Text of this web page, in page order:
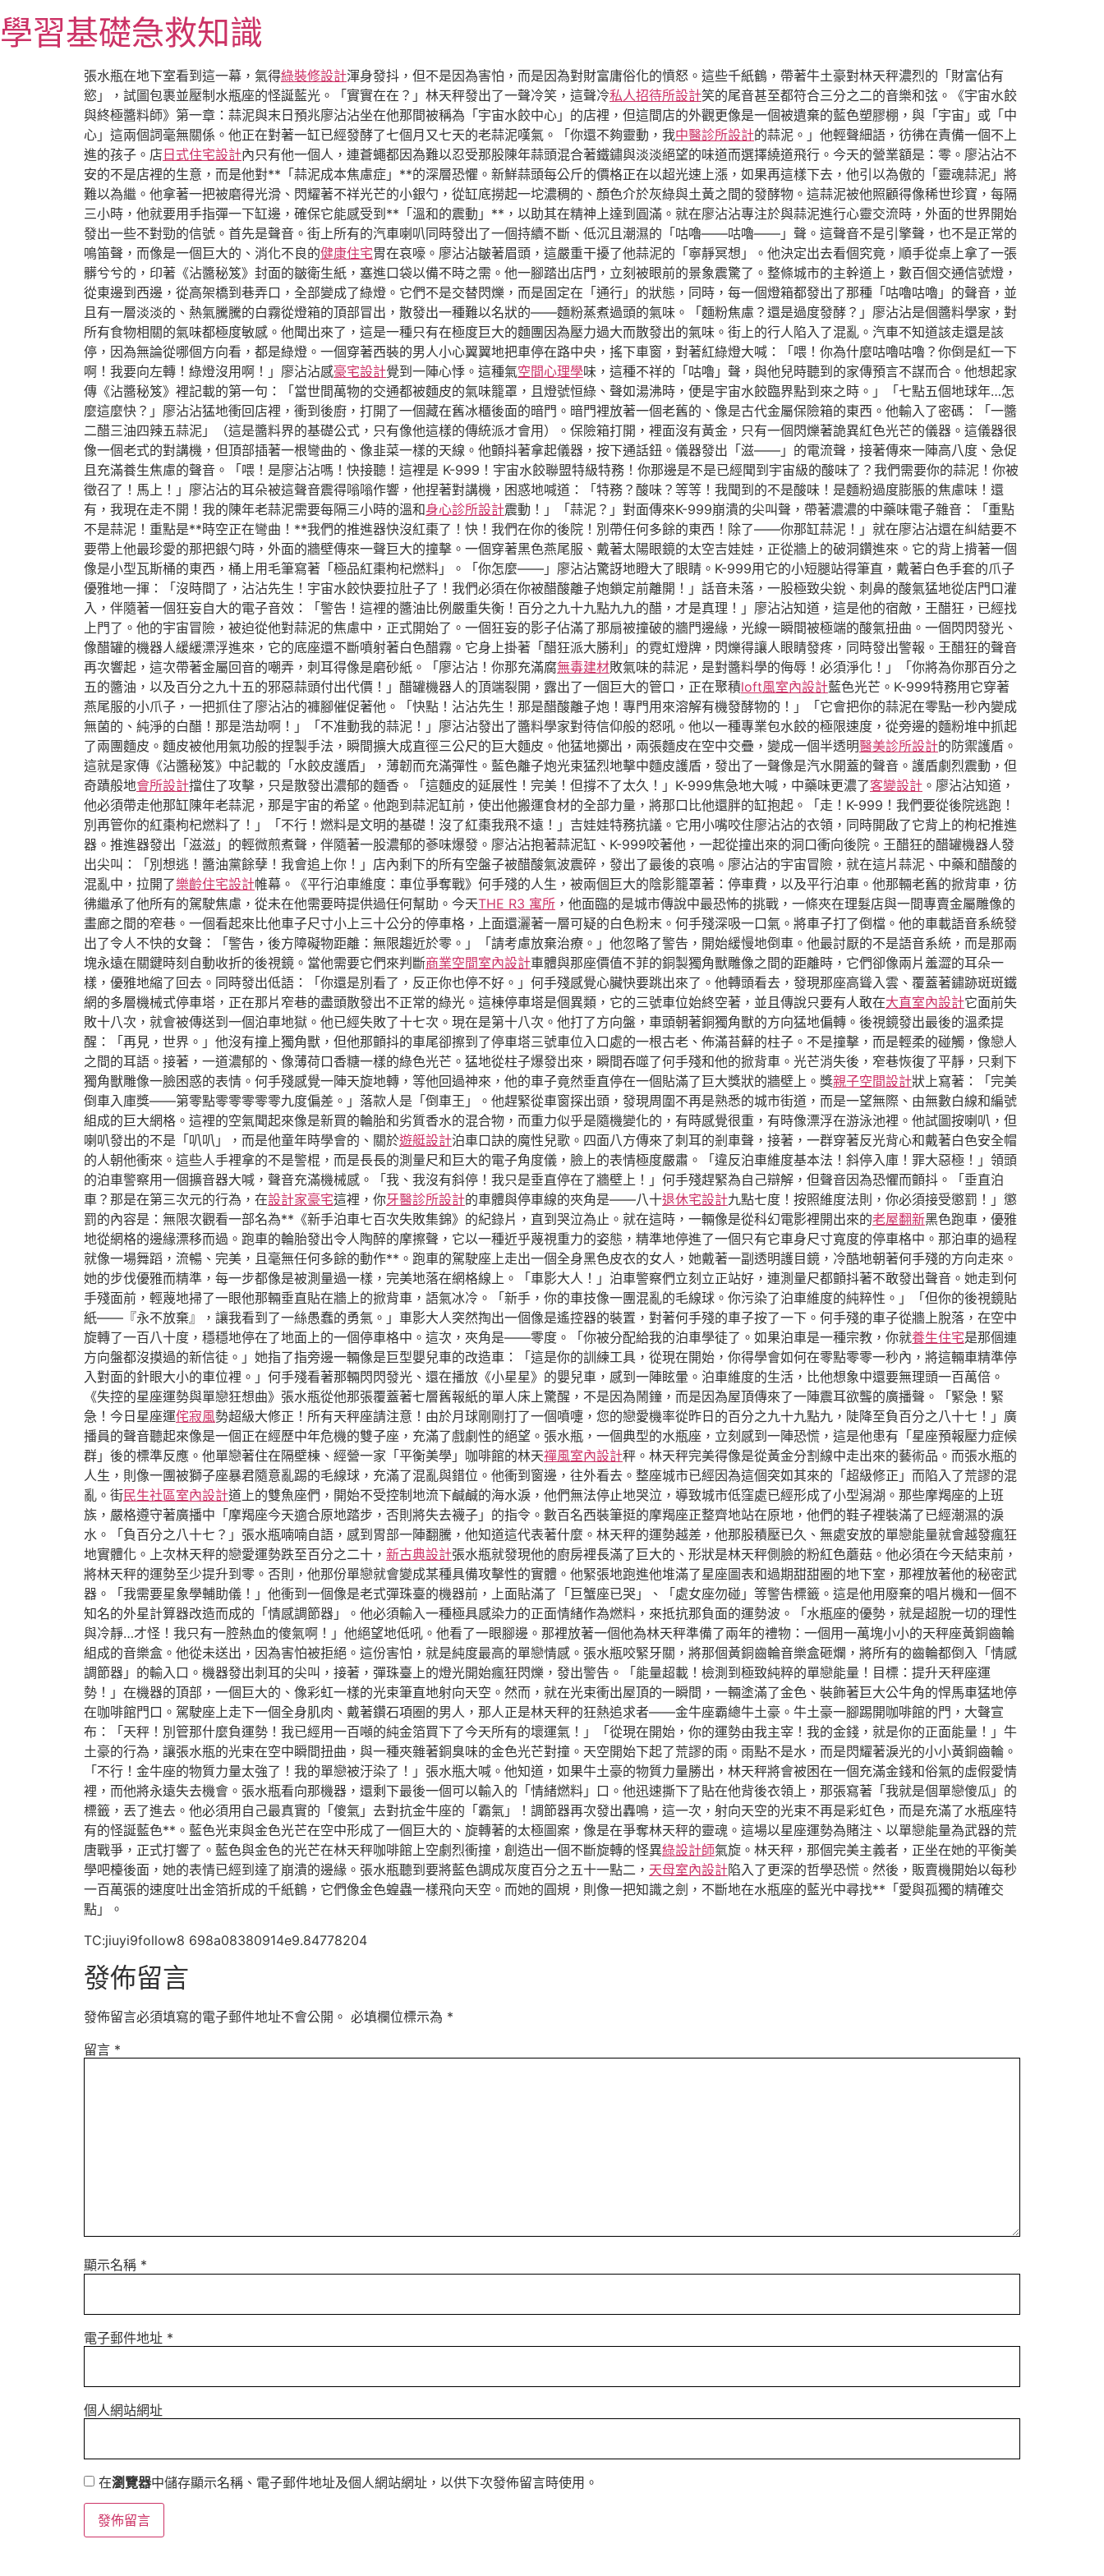
至
主
學習基礎急救知識
張水瓶在地下室看到這一幕，氣得綠裝修設計渾身發抖，但不是因為害怕，而是因為對財富庸俗化的憤怒。這些千紙鶴，帶著牛土豪對林天秤濃烈的「財富佔有
慾」，試圖包裹並壓制水瓶座的怪誕藍光。「實實在在？」林天秤發出了一聲冷笑，這聲冷私人招待所設計笑的尾音甚至都符合三分之二的音樂和弦。《宇宙水餃
與終極醬料師》第一章：蒜泥與末日預兆廖沾沾坐在他那間被稱為「宇宙水餃中心」的店裡，但這間店的外觀更像是一個被遺棄的藍色塑膠棚，與「宇宙」或「中
心」這兩個詞毫無關係。他正在對著一缸已經發酵了七個月又七天的老蒜泥嘆氣。「你還不夠靈動，我中醫診所設計的蒜泥。」他輕聲細語，彷彿在責備一個不上
進的孩子。店 日式住宅設計內只有他一個人，連蒼蠅都因為難以忍受那股陳年蒜頭混合著鐵鏽與淡淡絕望的味道而選擇繞道飛行。今天的營業額是：零。廖沾沾不
安的不是店裡的生意，而是他對**「蒜泥成本焦慮症」**的深層恐懼。新鮮蒜頭每公斤的價格正在以超光速上漲，如果再這樣下去，他引以為傲的「靈魂蒜泥」將
難以為繼。他拿著一把被磨得光滑、閃耀著不祥光芒的小銀勺，從缸底撈起一坨濃稠的、顏色介於灰綠與土黃之間的發酵物。這蒜泥被他照顧得像稀世珍寶，每隔
三小時，他就要用手指彈一下缸邊，確保它能感受到**「溫和的震動」**，以助其在精神上達到圓滿。就在廖沾沾專注於與蒜泥進行心靈交流時，外面的世界開始
發出一些不對勁的信號。首先是聲音。街上所有的汽車喇叭同時發出了一個持續不斷、低沉且潮濕的「咕嚕——咕嚕——」聲。這聲音不是引擎聲，也不是正常的
鳴笛聲，而像是一個巨大的、消化不良的健康住宅胃在哀嚎。廖沾沾皺著眉頭，這嚴重干擾了他蒜泥的「寧靜冥想」。他決定出去看個究竟，順手從桌上拿了一張
髒兮兮的，印著《沾醬秘笈》封面的皺衛生紙，塞進口袋以備不時之需。他一腳踏出店門，立刻被眼前的景象震驚了。整條城市的主幹道上，數百個交通信號燈，
從東邊到西邊，從高架橋到巷弄口，全部變成了綠燈。它們不是交替閃爍，而是固定在「通行」的狀態，同時，每一個燈箱都發出了那種「咕嚕咕嚕」的聲音，並
且有一層淡淡的、熱氣騰騰的白霧從燈箱的頂部冒出，散發出一種難以名狀的——麵粉蒸煮過頭的氣味。「麵粉焦慮？還是過度發酵？」廖沾沾是個醬料學家，對
所有食物相關的氣味都極度敏感。他聞出來了，這是一種只有在極度巨大的麵團因為壓力過大而散發出的氣味。街上的行人陷入了混亂。汽車不知道該走還是該
停，因為無論從哪個方向看，都是綠燈。一個穿著西裝的男人小心翼翼地把車停在路中央，搖下車窗，對著紅綠燈大喊：「喂！你為什麼咕嚕咕嚕？你倒是紅一下
啊！我要向左轉！綠燈沒用啊！」廖沾沾感豪宅設計覺到一陣心悸。這種氣空間心理學味，這種不祥的「咕嚕」聲，與他兒時聽到的家傳預言不謀而合。他想起家
傳《沾醬秘笈》裡記載的第一句：「當世間萬物的交通都被麵皮的氣味籠罩，且燈號恒綠、聲如湯沸時，便是宇宙水餃臨界點到來之時。」「七點五個地球年…怎
麼這麼快？」廖沾沾猛地衝回店裡，衝到後廚，打開了一個藏在舊冰櫃後面的暗門。暗門裡放著一個老舊的、像是古代金屬保險箱的東西。他輸入了密碼：「一醬
二醋三油四辣五蒜泥」（這是醬料界的基礎公式，只有像他這樣的傳統派才會用）。保險箱打開，裡面沒有黃金，只有一個閃爍著詭異紅色光芒的儀器。這儀器很
像一個老式的對講機，但頂部插著一根彎曲的、像韭菜一樣的天線。他顫抖著拿起儀器，按下通話鈕。儀器發出「滋——」的電流聲，接著傳來一陣高八度、急促
且充滿養生焦慮的聲音。「喂！是廖沾沾嗎！快接聽！這裡是 K-999！宇宙水餃聯盟特級特務！你那邊是不是已經聞到宇宙級的酸味了？我們需要你的蒜泥！你被
徵召了！馬上！」廖沾沾的耳朵被這聲音震得嗡嗡作響，他捏著對講機，困惑地喊道：「特務？酸味？等等！我聞到的不是酸味！是麵粉過度膨脹的焦慮味！還
有，我現在走不開！我的陳年老蒜泥需要每隔三小時的溫和身心診所設計震動！」「蒜泥？」對面傳來K-999崩潰的尖叫聲，帶著濃濃的中藥味電子雜音：「重點
不是蒜泥！重點是**時空正在彎曲！**我們的推進器快沒紅棗了！快！我們在你的後院！別帶任何多餘的東西！除了——你那缸蒜泥！」就在廖沾沾還在糾結要不
要帶上他最珍愛的那把銀勺時，外面的牆壁傳來一聲巨大的撞擊。一個穿著黑色燕尾服、戴著太陽眼鏡的太空吉娃娃，正從牆上的破洞鑽進來。它的背上揹著一個
像是小型瓦斯桶的東西，桶上用毛筆寫著「極品紅棗枸杞燃料」。「你怎麼——」廖沾沾驚訝地瞪大了眼睛。K-999用它的小短腿站得筆直，戴著白色手套的爪子
優雅地一揮：「沒時間了，沾沾先生！宇宙水餃快要拉肚子了！我們必須在你被醋酸離子炮鎖定前離開！」話音未落，一股極致尖銳、刺鼻的酸氣猛地從店門口灌
入，伴隨著一個狂妄自大的電子音效：「警告！這裡的醬油比例嚴重失衡！百分之九十九點九九的醋，才是真理！」廖沾沾知道，這是他的宿敵，王醋狂，已經找
上門了。他的宇宙冒險，被迫從他對蒜泥的焦慮中，正式開始了。一個狂妄的影子佔滿了那扇被撞破的牆門邊緣，光線一瞬間被極端的酸氣扭曲。一個閃閃發光、
像醋罐的機器人緩緩漂浮進來，它的底座還不斷噴射著白色醋霧。它身上掛著「醋狂派大勝利」的霓虹燈牌，閃爍得讓人眼睛發疼，同時發出警報。王醋狂的聲音
再次響起，這次帶著金屬回音的嘲弄，刺耳得像是磨砂紙。「廖沾沾！你那充滿腐無毒建材敗氣味的蒜泥，是對醬料學的侮辱！必須淨化！」「你將為你那百分之
五的醬油，以及百分之九十五的邪惡蒜頭付出代價！」醋罐機器人的頂端裂開，露出了一個巨大的管口，正在聚積loft風室內設計藍色光芒。K-999特務用它穿著
燕尾服的小爪子，一把抓住了廖沾沾的褲腳催促著他。「快點！沾沾先生！那是醋酸離子炮！專門用來溶解有機發酵物的！」「它會把你的蒜泥在零點一秒內變成
無菌的、純淨的白醋！那是浩劫啊！」「不准動我的蒜泥！」廖沾沾發出了醬料學家對待信仰般的怒吼。他以一種專業包水餃的極限速度，從旁邊的麵粉堆中抓起
了兩團麵皮。麵皮被他用氣功般的捏製手法，瞬間擴大成直徑三公尺的巨大麵皮。他猛地擲出，兩張麵皮在空中交疊，變成一個半透明醫美診所設計的防禦護盾。
這就是家傳《沾醬秘笈》中記載的「水餃皮護盾」，薄韌而充滿彈性。藍色離子炮光束猛烈地擊中麵皮護盾，發出了一聲像是汽水開蓋的聲音。護盾劇烈震動，但
奇蹟般地會所設計擋住了攻擊，只是散發出濃郁的麵香。「這麵皮的延展性！完美！但撐不了太久！」K-999焦急地大喊，中藥味更濃了客變設計 。廖沾沾知道，
他必須帶走他那缸陳年老蒜泥，那是宇宙的希望。他跑到蒜泥缸前，使出他搬運食材的全部力量，將那口比他還胖的缸抱起。「走！K-999！我們要從後院逃跑！
別再管你的紅棗枸杞燃料了！」「不行！燃料是文明的基礎！沒了紅棗我飛不遠！」吉娃娃特務抗議。它用小嘴咬住廖沾沾的衣領，同時開啟了它背上的枸杞推進
器。推進器發出「滋滋」的輕微煎煮聲，伴隨著一股濃郁的蔘味爆發。廖沾沾抱著蒜泥缸、K-999咬著他，一起從撞出來的洞口衝向後院。王醋狂的醋罐機器人發
出尖叫：「別想逃！醬油黨餘孽！我會追上你！」店內剩下的所有空盤子被醋酸氣波震碎，發出了最後的哀鳴。廖沾沾的宇宙冒險，就在這片蒜泥、中藥和醋酸的
混亂中，拉開了樂齡住宅設計帷幕。《平行泊車維度：車位爭奪戰》何手殘的人生，被兩個巨大的陰影籠罩著：停車費，以及平行泊車。他那輛老舊的掀背車，彷
彿繼承了他所有的駕駛焦慮，從未在他需要時提供過任何幫助。今天THE R3 寓所 ，他面臨的是城市傳說中最恐怖的挑戰，一條夾在理髮店與一間專賣金屬雕像的
畫廊之間的窄巷。一個看起來比他車子尺寸小上三十公分的停車格，上面還灑著一層可疑的白色粉末。何手殘深吸一口氣。將車子打了倒檔。他的車載語音系統發
出了令人不快的女聲：「警告，後方障礙物距離：無限趨近於零。」「請考慮放棄治療。」他忽略了警告，開始緩慢地倒車。他最討厭的不是語音系統，而是那兩
塊永遠在關鍵時刻自動收折的後視鏡。當他需要它們來判斷商業空間室內設計車體與那座價值不菲的銅製獨角獸雕像之間的距離時，它們卻像兩片羞澀的耳朵一
樣，優雅地縮了回去。同時發出低語：「你還是別看了，反正你也停不好。」何手殘感覺心臟快要跳出來了。他轉頭看去，發現那座高聳入雲、覆蓋著鏽跡斑斑鐵
網的多層機械式停車塔，正在那片窄巷的盡頭散發出不正常的綠光。這棟停車塔是個異類，它的三號車位始終空著，並且傳說只要有人敢在大直室內設計它面前失
敗十八次，就會被傳送到一個泊車地獄。他已經失敗了十七次。現在是第十八次。他打了方向盤，車頭朝著銅獨角獸的方向猛地偏轉。後視鏡發出最後的溫柔提
醒：「再見，世界。」他沒有撞上獨角獸，但他那顫抖的車尾卻擦到了停車塔三號車位入口處的一根古老、佈滿苔蘚的柱子。不是撞擊，而是輕柔的碰觸，像戀人
之間的耳語。接著，一道濃郁的、像薄荷口香糖一樣的綠色光芒。猛地從柱子爆發出來，瞬間吞噬了何手殘和他的掀背車。光芒消失後，窄巷恢復了平靜，只剩下
獨角獸雕像一臉困惑的表情。何手殘感覺一陣天旋地轉，等他回過神來，他的車子竟然垂直停在一個貼滿了巨大獎狀的牆壁上。獎親子空間設計狀上寫著：「完美
倒車入庫獎——第零點零零零零零九度偏差。」落款人是「倒車王」。他趕緊從車窗探出頭，發現周圍不再是熟悉的城市街道，而是一望無際、由無數白線和編號
組成的巨大網格。這裡的空氣聞起來像是新買的輪胎和劣質香水的混合物，而重力似乎是隨機變化的，有時感覺很重，有時像漂浮在游泳池裡。他試圖按喇叭，但
喇叭發出的不是「叭叭」，而是他童年時學會的、關於遊艇設計泊車口訣的魔性兒歌。四面八方傳來了刺耳的剎車聲，接著，一群穿著反光背心和戴著白色安全帽
的人朝他衝來。這些人手裡拿的不是警棍，而是長長的測量尺和巨大的電子角度儀，臉上的表情極度嚴肅。「違反泊車維度基本法！斜停入庫！罪大惡極！」領頭
的泊車警察用一個擴音器大喊，聲音充滿機械感。「我、我沒有斜停！我只是垂直停在了牆壁上！」何手殘趕緊為自己辯解，但聲音因為恐懼而顫抖。「垂直泊
車？那是在第三次元的行為，在設計家豪宅這裡，你牙醫診所設計的車體與停車線的夾角是——八十退休宅設計九點七度！按照維度法則，你必須接受懲罰！」懲
罰的內容是：無限次觀看一部名為**《新手泊車七百次失敗集錦》的紀錄片，直到哭泣為止。就在這時，一輛像是從科幻電影裡開出來的老屋翻新黑色跑車，優雅
地從網格的邊緣漂移而過。跑車的輪胎發出令人陶醉的摩擦聲，它以一種近乎蔑視重力的姿態，精準地停進了一個只有它車身尺寸寬度的停車格中。那泊車的過程
就像一場舞蹈，流暢、完美，且毫無任何多餘的動作**。跑車的駕駛座上走出一個全身黑色皮衣的女人，她戴著一副透明護目鏡，冷酷地朝著何手殘的方向走來。
她的步伐優雅而精準，每一步都像是被測量過一樣，完美地落在網格線上。「車影大人！」泊車警察們立刻立正站好，連測量尺都顫抖著不敢發出聲音。她走到何
手殘面前，輕蔑地掃了一眼他那輛垂直貼在牆上的掀背車，語氣冰冷。「新手，你的車技像一團混亂的毛線球。你污染了泊車維度的純粹性。」「但你的後視鏡貼
紙——『永不放棄』，讓我看到了一絲愚蠢的勇氣。」車影大人突然掏出一個像是遙控器的裝置，對著何手殘的車子按了一下。何手殘的車子從牆上脫落，在空中
旋轉了一百八十度，穩穩地停在了地面上的一個停車格中。這次，夾角是——零度。「你被分配給我的泊車學徒了。如果泊車是一種宗教，你就養生住宅是那個連
方向盤都沒摸過的新信徒。」她指了指旁邊一輛像是巨型嬰兒車的改造車：「這是你的訓練工具，從現在開始，你得學會如何在零點零零一秒內，將這輛車精準停
入對面的針眼大小的車位裡。」何手殘看著那輛閃閃發光、還在播放《小星星》的嬰兒車，感到一陣眩暈。泊車維度的生活，比他想象中還要無理頭一百萬倍。
《失控的星座運勢與單戀狂想曲》張水瓶從他那張覆蓋著七層舊報紙的單人床上驚醒，不是因為鬧鐘，而是因為屋頂傳來了一陣震耳欲聾的廣播聲。「緊急！緊
急！今日星座運侘寂風勢超級大修正！所有天秤座請注意！由於月球剛剛打了一個噴嚏，您的戀愛機率從昨日的百分之九十九點九，陡降至負百分之八十七！」廣
播員的聲音聽起來像是一個正在經歷中年危機的雙子座，充滿了戲劇性的絕望。張水瓶，一個典型的水瓶座，立刻感到一陣恐慌，這是他患有「星座預報壓力症候
群」後的標準反應。他單戀著住在隔壁棟、經營一家「平衡美學」咖啡館的林天禪風室內設計秤。林天秤完美得像是從黃金分割線中走出來的藝術品。而張水瓶的
人生，則像一團被獅子座暴君隨意亂踢的毛線球，充滿了混亂與錯位。他衝到窗邊，往外看去。整座城市已經因為這個突如其來的「超級修正」而陷入了荒謬的混
亂。街民生社區室內設計道上的雙魚座們，開始不受控制地流下鹹鹹的海水淚，他們無法停止地哭泣，導致城市低窪處已經形成了小型潟湖。那些摩羯座的上班
族，嚴格遵守著廣播中「摩羯座今天適合原地踏步，否則將失去襪子」的指令。數百名西裝筆挺的摩羯座正整齊地站在原地，他們的鞋子裡裝滿了已經潮濕的淚
水。「負百分之八十七？」張水瓶喃喃自語，感到胃部一陣翻騰，他知道這代表著什麼。林天秤的運勢越差，他那股積壓已久、無處安放的單戀能量就會越發瘋狂
地實體化。上次林天秤的戀愛運勢跌至百分之二十， 新古典設計張水瓶就發現他的廚房裡長滿了巨大的、形狀是林天秤側臉的粉紅色蘑菇。他必須在今天結束前，
將林天秤的運勢至少提升到零。否則，他那份單戀就會變成某種具備攻擊性的實體。他緊張地跑進他堆滿了星座圖表和過期甜甜圈的地下室，那裡放著他的秘密武
器。「我需要星象學輔助儀！」他衝到一個像是老式彈珠臺的機器前，上面貼滿了「巨蟹座已哭」、「處女座勿碰」等警告標籤。這是他用廢棄的唱片機和一個不
知名的外星計算器改造而成的「情感調節器」。他必須輸入一種極具感染力的正面情緒作為燃料，來抵抗那負面的運勢波。「水瓶座的優勢，就是超脫一切的理性
與冷靜…才怪！我只有一腔熱血的傻氣啊！」他絕望地低吼。他看了一眼腳邊。那裡放著一個他為林天秤準備了兩年的禮物：一個用一萬塊小小的天秤座黃銅齒輪
組成的音樂盒。他從未送出，因為害怕被拒絕。這份害怕，就是純度最高的單戀情感。張水瓶咬緊牙關，將那個黃銅齒輪音樂盒砸爛，將所有的齒輪都倒入「情感
調節器」的輸入口。機器發出刺耳的尖叫，接著，彈珠臺上的燈光開始瘋狂閃爍，發出警告。「能量超載！檢測到極致純粹的單戀能量！目標：提升天秤座運
勢！」在機器的頂部，一個巨大的、像彩虹一樣的光束筆直地射向天空。然而，就在光束衝出屋頂的一瞬間，一輛塗滿了金色、裝飾著巨大公牛角的悍馬車猛地停
在咖啡館門口。駕駛座上走下一個全身肌肉、戴著鑽石項圈的男人，那人正是林天秤的狂熱追求者——金牛座霸總牛土豪。牛土豪一腳踢開咖啡館的門，大聲宣
布：「天秤！別管那什麼負運勢！我已經用一百噸的純金箔買下了今天所有的壞運氣！」「從現在開始，你的運勢由我主宰！我的金錢，就是你的正面能量！」牛
土豪的行為，讓張水瓶的光束在空中瞬間扭曲，與一種夾雜著銅臭味的金色光芒對撞。天空開始下起了荒謬的雨。雨點不是水，而是閃耀著淚光的小小黃銅齒輪。
「不行！金牛座的物質力量太強了！我的單戀被汙染了！」張水瓶大喊。他知道，如果牛土豪的物質力量勝出，林天秤將會被困在一個充滿金錢和俗氣的虛假愛情
裡，而他將永遠失去機會。張水瓶看向那機器，還剩下最後一個可以輸入的「情緒燃料」口。他迅速撕下了貼在他背後衣領上，那張寫著「我就是個單戀傻瓜」的
標籤，丟了進去。他必須用自己最真實的「傻氣」去對抗金牛座的「霸氣」！調節器再次發出轟鳴，這一次，射向天空的光束不再是彩虹色，而是充滿了水瓶座特
有的怪誕藍色**。藍色光束與金色光芒在空中形成了一個巨大的、旋轉著的太極圖案，像是在爭奪林天秤的靈魂。這場以星座運勢為賭注、以單戀能量為武器的荒
唐戰爭，正式打響了。藍色與金色的光芒在林天秤咖啡館上空劇烈衝撞，創造出一個不斷旋轉的怪異綠設計師氣旋。林天秤，那個完美主義者，正坐在她的平衡美
學吧檯後面，她的表情已經到達了崩潰的邊緣。張水瓶聽到要將藍色調成灰度百分之五十一點二， 天母室內設計陷入了更深的哲學恐慌。然後，販賣機開始以每秒
一百萬張的速度吐出金箔折成的千紙鶴，它們像金色蝗蟲一樣飛向天空。而她的圓規，則像一把知識之劍，不斷地在水瓶座的藍光中尋找**「愛與孤獨的精確交
點」。
TC:jiuyi9follow8 698a08380914e9.84778204
發佈留言
發佈留言必須填寫的電子郵件地址不會公開。 必填欄位標示為 *
留言 *
顯示名稱 *
電子郵件地址 *
個人網站網址
在瀏覽器中儲存顯示名稱、電子郵件地址及個人網站網址，以供下次發佈留言時使用。